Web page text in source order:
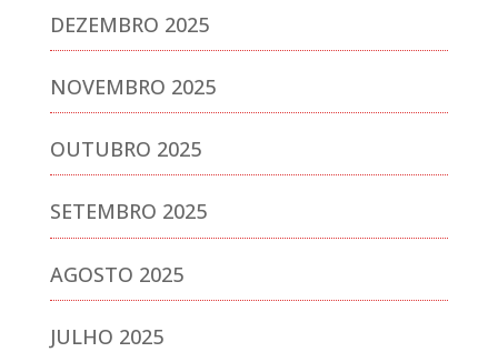
DEZEMBRO 2025
NOVEMBRO 2025
OUTUBRO 2025
SETEMBRO 2025
AGOSTO 2025
JULHO 2025